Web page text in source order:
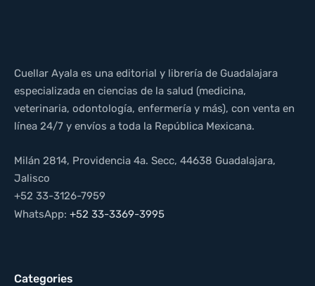
Cuellar Ayala es una editorial y librería de Guadalajara
especializada en ciencias de la salud (medicina,
veterinaria, odontología, enfermería y más), con venta en
línea 24/7 y envíos a toda la República Mexicana.
Milán 2814, Providencia 4a. Secc, 44638 Guadalajara,
Jalisco
+52 33-3126-7959
WhatsApp: +52 33-3369-3995
Categories